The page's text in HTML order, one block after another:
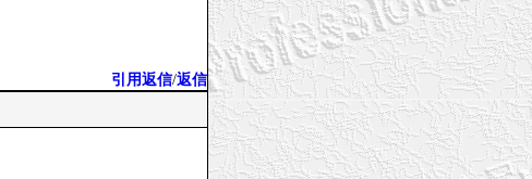
引用返信/返信